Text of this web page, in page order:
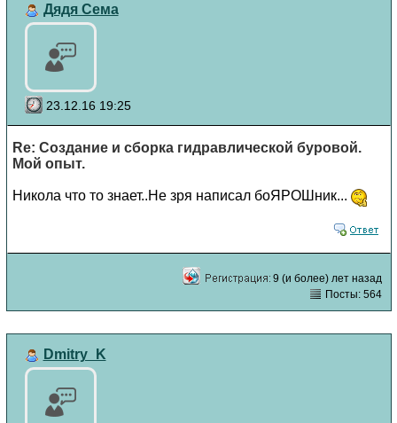
Дядя Сема
23.12.16 19:25
Re: Создание и сборка гидравлической буровой.
Мой опыт.
Никола что то знает..Не зря написал боЯРОШник...
9 (и более) лет назад
Посты: 564
Dmitry_K